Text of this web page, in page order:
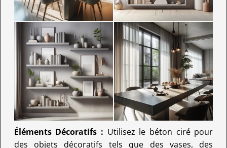
Éléments Décoratifs : Utilisez le béton ciré pour
des objets décoratifs tels que des vases, des